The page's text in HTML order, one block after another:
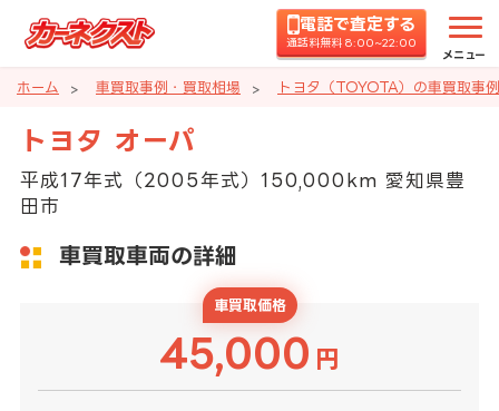
電話で査定する
通話料無料 8:00~22:00
メニュー
ホーム 車買取事例・買取相場 トヨタ（TOYOTA）の車買取事
トヨタ オーパ
平成17年式（2005年式）150,000km 愛知県豊
田市
車買取車両の詳細
車買取価格
45,000 円